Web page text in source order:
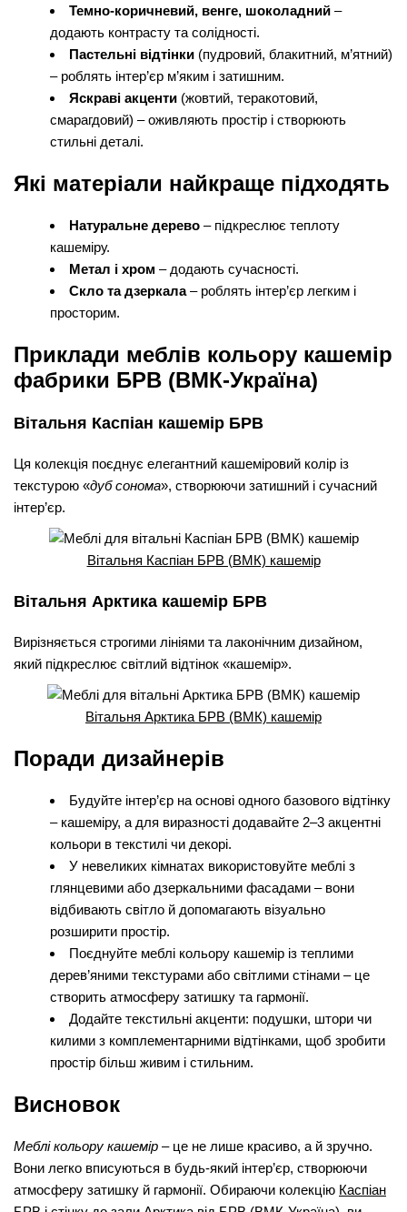
Темно-коричневий, венге, шоколадний –
додають контрасту та солідності.
Пастельні відтінки (пудровий, блакитний, м’ятний)
– роблять інтер’єр м’яким і затишним.
Яскраві акценти (жовтий, теракотовий,
смарагдовий) – оживляють простір і створюють
стильні деталі.
Які матеріали найкраще підходять
Натуральне дерево – підкреслює теплоту
кашеміру.
Метал і хром – додають сучасності.
Скло та дзеркала– роблять інтер’єр легким і
просторим.
Приклади меблів кольору кашемір
фабрики БРВ (ВМК-Україна)
Вітальня Каспіан кашемір БРВ
Ця колекція поєднує елегантний кашеміровий колір із
текстурою «дуб сонома», створюючи затишний і сучасний
інтер’єр.
Вітальня Каспіан БРВ (ВМК) кашемір
Вітальня Арктика кашемір БРВ
Вирізняється строгими лініями та лаконічним дизайном,
який підкреслює світлий відтінок «кашемір».
Вітальня Арктика БРВ (ВМК) кашемір
Поради дизайнерів
Будуйте інтер’єр на основі одного базового відтінку
– кашеміру, а для виразності додавайте 2–3 акцентні
кольори в текстилі чи декорі.
У невеликих кімнатах використовуйте меблі з
глянцевими або дзеркальними фасадами – вони
відбивають світло й допомагають візуально
розширити простір.
Поєднуйте меблі кольору кашемір із теплими
дерев’яними текстурами або світлими стінами – це
створить атмосферу затишку та гармонії.
Додайте текстильні акценти: подушки, штори чи
килими з комплементарними відтінками, щоб зробити
простір більш живим і стильним.
Висновок
Меблі кольору кашемір – це не лише красиво, а й зручно.
Вони легко вписуються в будь-який інтер’єр, створюючи
атмосферу затишку й гармонії. Обираючи колекцію Каспіан